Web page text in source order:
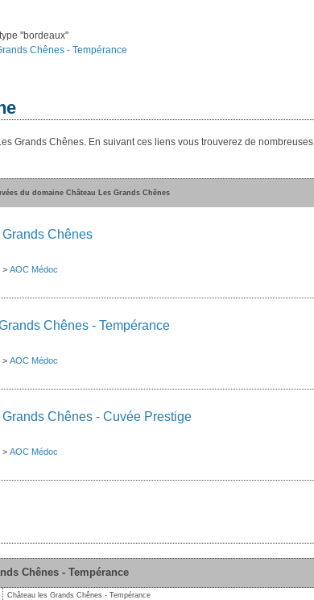
"bordeaux"
Chênes - Tempérance
Grands Chênes. En suivant ces liens vous trouverez de nombreuses
du domaine Château Les Grands Chênes
Chênes
> AOC Médoc
Chênes - Tempérance
> AOC Médoc
Chênes - Cuvée Prestige
> AOC Médoc
Chênes - Tempérance
Château les Grands Chênes - Tempérance